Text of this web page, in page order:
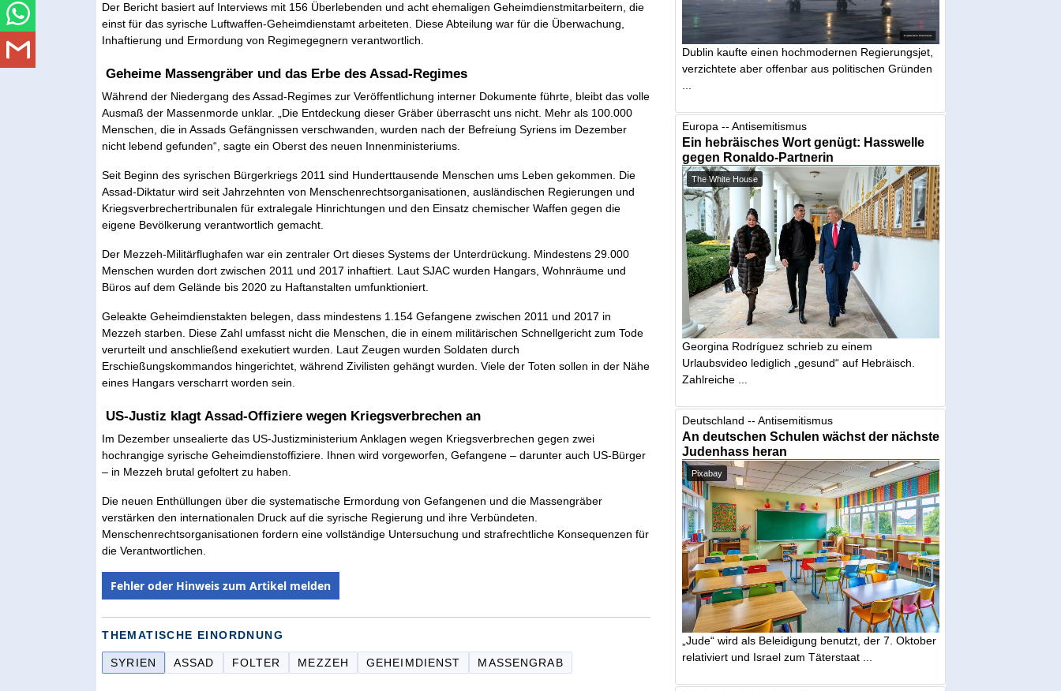
Der Bericht basiert auf Interviews mit 156 Überlebenden und acht ehemaligen Geheimdienstmitarbeitern, die
einst für das syrische Luftwaffen-Geheimdienstamt arbeiteten. Diese Abteilung war für die Überwachung,
Inhaftierung und Ermordung von Regimegegnern verantwortlich.
Geheime Massengräber und das Erbe des Assad-Regimes
Während der Niedergang des Assad-Regimes zur Veröffentlichung interner Dokumente führte, bleibt das volle
Ausmaß der Massenmorde unklar. „Die Entdeckung dieser Gräber überrascht uns nicht. Mehr als 100.000
Menschen, die in Assads Gefängnissen verschwanden, wurden nach der Befreiung Syriens im Dezember
nicht lebend gefunden“, sagte ein Oberst des neuen Innenministeriums.
Seit Beginn des syrischen Bürgerkriegs 2011 sind Hunderttausende Menschen ums Leben gekommen. Die
Assad-Diktatur wird seit Jahrzehnten von Menschenrechtsorganisationen, ausländischen Regierungen und
Kriegsverbrechertribunalen für extralegale Hinrichtungen und den Einsatz chemischer Waffen gegen die
eigene Bevölkerung verantwortlich gemacht.
Der Mezzeh-Militärflughafen war ein zentraler Ort dieses Systems der Unterdrückung. Mindestens 29.000
Menschen wurden dort zwischen 2011 und 2017 inhaftiert. Laut SJAC wurden Hangars, Wohnräume und
Büros auf dem Gelände bis 2020 zu Haftanstalten umfunktioniert.
Geleakte Geheimdienstakten belegen, dass mindestens 1.154 Gefangene zwischen 2011 und 2017 in
Mezzeh starben. Diese Zahl umfasst nicht die Menschen, die in einem militärischen Schnellgericht zum Tode
verurteilt und anschließend exekutiert wurden. Laut Zeugen wurden Soldaten durch
Erschießungskommandos hingerichtet, während Zivilisten gehängt wurden. Viele der Toten sollen in der Nähe
eines Hangars verscharrt worden sein.
US-Justiz klagt Assad-Offiziere wegen Kriegsverbrechen an
Im Dezember unsealierte das US-Justizministerium Anklagen wegen Kriegsverbrechen gegen zwei
hochrangige syrische Geheimdienstoffiziere. Ihnen wird vorgeworfen, Gefangene – darunter auch US-Bürger
– in Mezzeh brutal gefoltert zu haben.
Die neuen Enthüllungen über die systematische Ermordung von Gefangenen und die Massengräber
verstärken den internationalen Druck auf die syrische Regierung und ihre Verbündeten.
Menschenrechtsorganisationen fordern eine vollständige Untersuchung und strafrechtliche Konsequenzen für
die Verantwortlichen.
Fehler oder Hinweis zum Artikel melden
THEMATISCHE EINORDNUNG
SYRIEN ASSAD FOLTER MEZZEH GEHEIMDIENST MASSENGRAB
Dublin kaufte einen hochmodernen Regierungsjet,
verzichtete aber offenbar aus politischen Gründen
Europa -- Antisemitismus
Ein hebräisches Wort genügt: Hasswelle
gegen Ronaldo-Partnerin
The White House
Georgina Rodríguez schrieb zu einem
Urlaubsvideo lediglich „gesund“ auf Hebräisch.
Zahlreiche ...
Deutschland -- Antisemitismus
An deutschen Schulen wächst der nächste
Judenhass heran
Pixabay
„Jude“ wird als Beleidigung benutzt, der 7. Oktober
relativiert und Israel zum Täterstaat ...